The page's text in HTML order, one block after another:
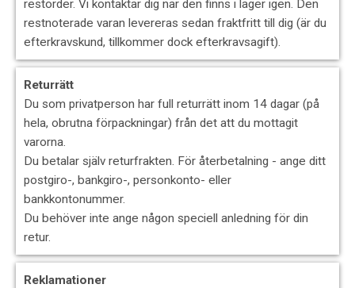
restorder. Vi kontaktar dig när den finns i lager igen. Den
restnoterade varan levereras sedan fraktfritt till dig (är du
efterkravskund, tillkommer dock efterkravsagift).
Returrätt
Du som privatperson har full returrätt inom 14 dagar (på
hela, obrutna förpackningar) från det att du mottagit
varorna.
Du betalar själv returfrakten. För återbetalning - ange ditt
postgiro-, bankgiro-, personkonto- eller
bankkontonummer.
Du behöver inte ange någon speciell anledning för din
retur.
Reklamationer